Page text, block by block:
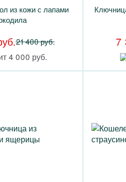
из кожи с лапами
21 400 руб.
4 000 руб.
7